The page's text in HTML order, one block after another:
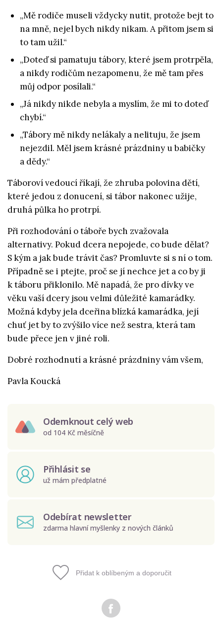
„Mě rodiče museli vždycky nutit, protože bejt to
na mně, nejel bych nikdy nikam. A přitom jsem si
to tam užil.“
„Doteď si pamatuju tábory, které jsem protrpěla,
a nikdy rodičům nezapomenu, že mě tam přes
můj odpor posílali.“
„Já nikdy nikde nebyla a myslím, že mi to doteď
chybí.“
„Tábory mě nikdy nelákaly a nelituju, že jsem
nejezdil. Měl jsem krásné prázdniny u babičky
a dědy.“
Táboroví vedoucí říkají, že zhruba polovina dětí,
které jedou z donucení, si tábor nakonec užije,
druhá půlka ho protrpí.
Při rozhodování o táboře bych zvažovala
alternativy. Pokud dcera nepojede, co bude dělat?
S kým a jak bude trávit čas? Promluvte si s ní o tom.
Případně se i ptejte, proč se jí nechce jet a co by ji
k táboru přiklonilo. Mě napadá, že pro dívky ve
věku vaší dcery jsou velmi důležité kamarádky.
Možná kdyby jela dceřina blízká kamarádka, její
chuť jet by to zvýšilo více než sestra, která tam
bude přece jen v jiné roli.
Dobré rozhodnutí a krásné prázdniny vám všem,
Pavla Koucká
Odemknout celý web
od 104 Kč měsíčně
Přihlásit se
už mám předplatné
Odebírat newsletter
zdarma hlavní myšlenky z nových článků
Odeslat
Přidat k oblíbeným a doporučit